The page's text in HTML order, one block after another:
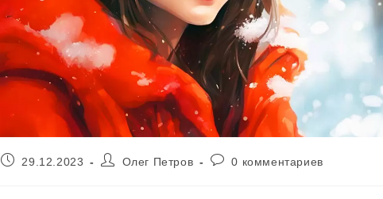
Запись29.12.2023
АвторОлег Петров
Комментарии
0 комментариев